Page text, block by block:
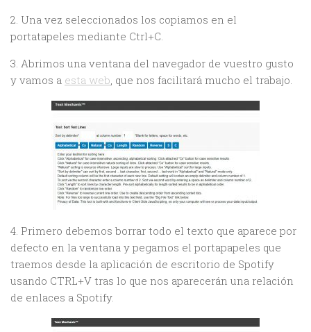
2. Una vez seleccionados los copiamos en el
portatapeles mediante Ctrl+C.
3. Abrimos una ventana del navegador de vuestro gusto
y vamos a esta web, que nos facilitará mucho el trabajo.
4. Primero debemos borrar todo el texto que aparece por
defecto en la ventana y pegamos el portapapeles que
traemos desde la aplicación de escritorio de Spotify
usando CTRL+V tras lo que nos aparecerán una relación
de enlaces a Spotify.